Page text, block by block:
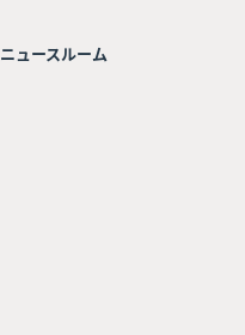
ニュースルーム